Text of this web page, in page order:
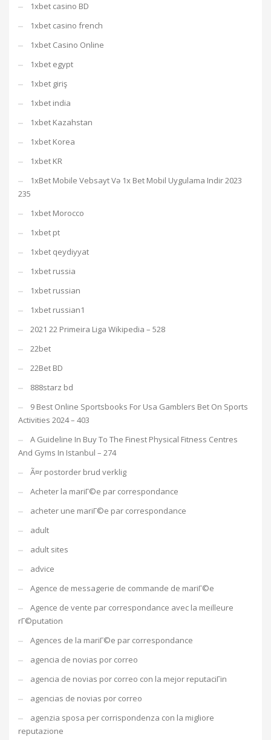
1xbet casino BD
1xbet casino french
1xbet Casino Online
1xbet egypt
1xbet giriş
1xbet india
1xbet Kazahstan
1xbet Korea
1xbet KR
1xBet Mobile Vebsayt Və 1x Bet Mobil Uygulama Indir 2023
235
1xbet Morocco
1xbet pt
1xbet qeydiyyat
1xbet russia
1xbet russian
1xbet russian1
2021 22 Primeira Liga Wikipedia – 528
22bet
22Bet BD
888starz bd
9 Best Online Sportsbooks For Usa Gamblers Bet On Sports
Activities 2024 – 403
A Guideline In Buy To The Finest Physical Fitness Centres
And Gyms In Istanbul – 274
Ã¤r postorder brud verklig
Acheter la mariГ©e par correspondance
acheter une mariГ©e par correspondance
adult
adult sites
advice
Agence de messagerie de commande de mariГ©e
Agence de vente par correspondance avec la meilleure
rГ©putation
Agences de la mariГ©e par correspondance
agencia de novias por correo
agencia de novias por correo con la mejor reputaciГіn
agencias de novias por correo
agenzia sposa per corrispondenza con la migliore
reputazione